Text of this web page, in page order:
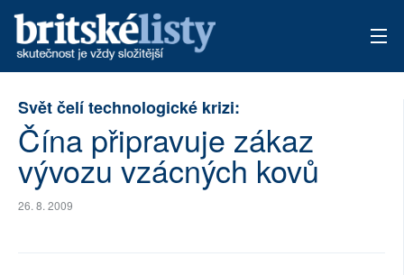
ARCHIV
TÉMATA
Svět čelí technologické krizi:
Čína připravuje zákaz
vývozu vzácných kovů
26. 8. 2009